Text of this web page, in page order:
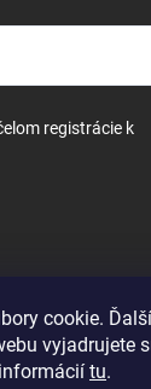
cookie.
vyjadrujete
tu.
registrácie k